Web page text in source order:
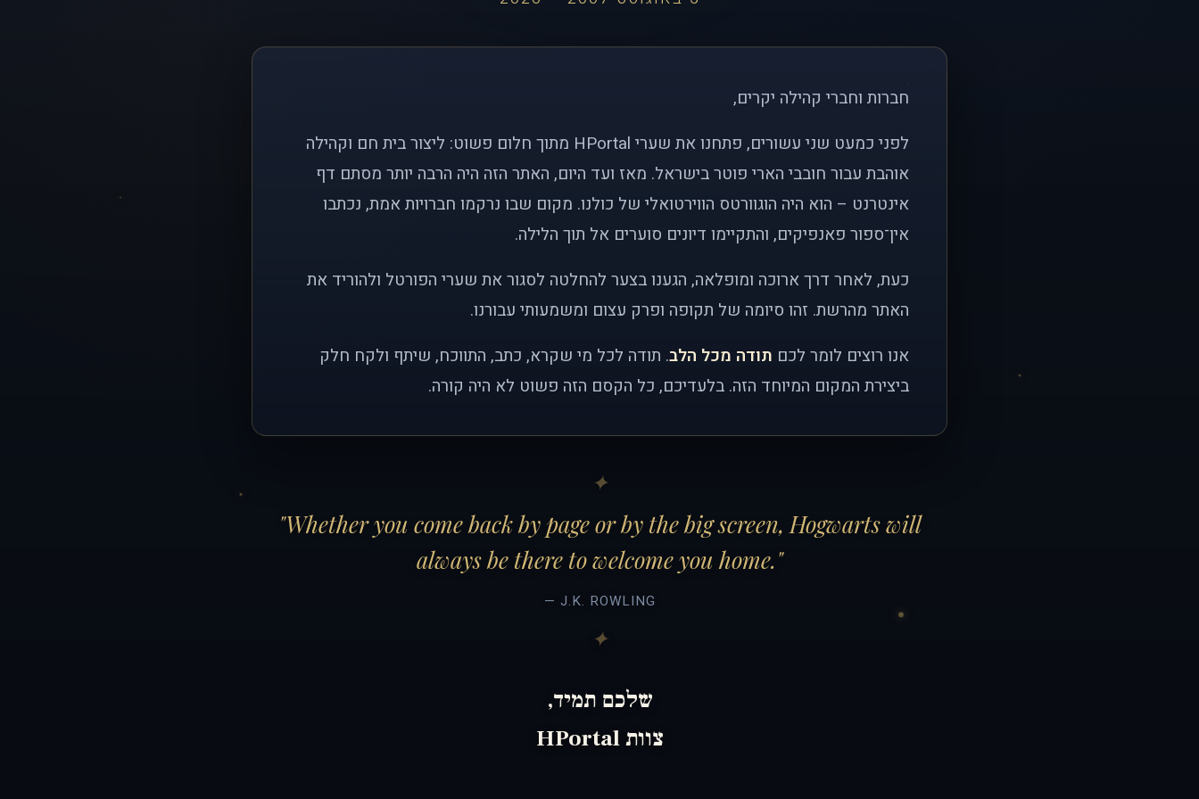
חברות וחברי קהילה יקרים,
לפני כמעט שני עשורים, פתחנו את שערי HPortal מתוך חלום פשוט: ליצור בית חם וקהילה
אוהבת עבור חובבי הארי פוטר בישראל. מאז ועד היום, האתר הזה היה הרבה יותר מסתם דף
אינטרנט – הוא היה הוגוורטס הווירטואלי של כולנו. מקום שבו נרקמו חברויות אמת, נכתבו
אין־ספור פאנפיקים, והתקיימו דיונים סוערים אל תוך הלילה.
כעת, לאחר דרך ארוכה ומופלאה, הגענו בצער להחלטה לסגור את שערי הפורטל ולהוריד את
האתר מהרשת. זהו סיומה של תקופה ופרק עצום ומשמעותי עבורנו.
אנו רוצים לומר לכם תודה מכל הלב. תודה לכל מי שקרא, כתב, התווכח, שיתף ולקח חלק
ביצירת המקום המיוחד הזה. בלעדיכם, כל הקסם הזה פשוט לא היה קורה.
"Whether you come back by page or by the big screen, Hogwarts will
always be there to welcome you home."
— J.K. ROWLING
שלכם תמיד,
צוות HPortal